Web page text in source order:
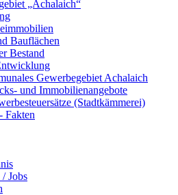
„Achalaich“
Bauflächen
Bestand
Gewerbegebiet Achalaich
und Immobilienangebote
(Stadtkämmerei)
Fakten
/ Jobs